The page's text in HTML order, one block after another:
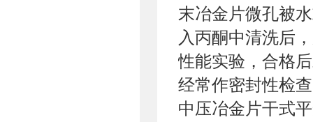
末冶金片微孔被
入丙酮中清洗后
性能实验，合格
经常作密封性检
中压冶金片干式